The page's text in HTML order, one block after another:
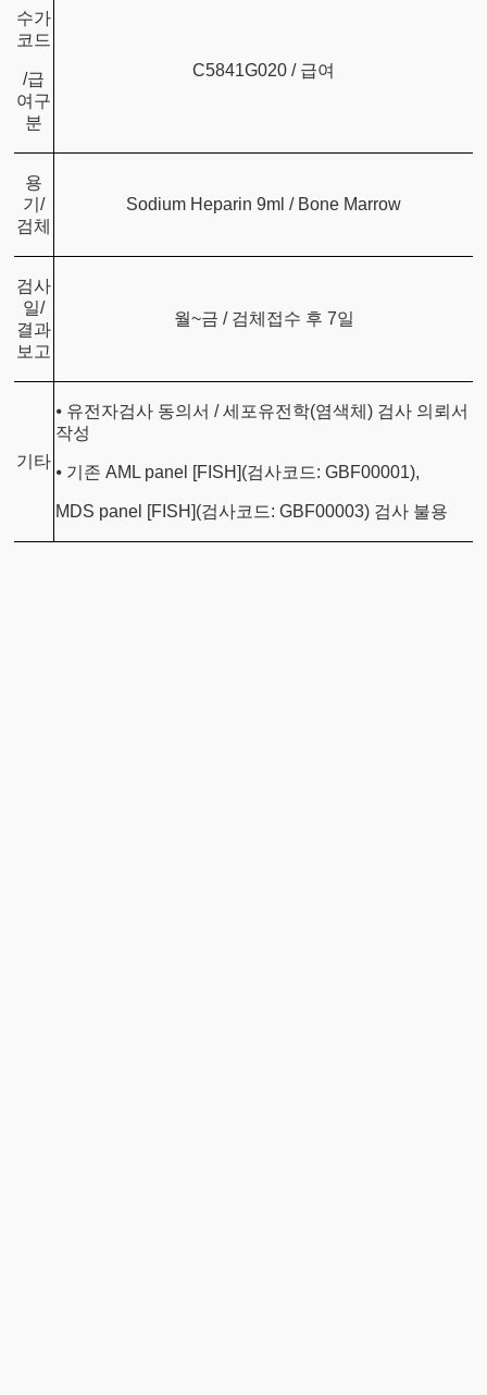
수가
코드
/급
여구
분
C5841G020 / 급여
용
기/
검체
Sodium Heparin 9ml / Bone Marrow
검사
일/
결과
보고
월~금 / 검체접수 후 7일
기타
⦁ 유전자검사 동의서 / 세포유전학(염색체) 검사 의뢰서
작성
⦁ 기존 AML panel [FISH](검사코드: GBF00001),
MDS panel [FISH](검사코드: GBF00003) 검사 불용